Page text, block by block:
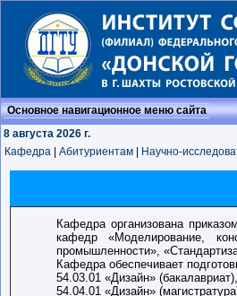
Основное навигационное меню сайта
8 августа 2026 г.
Кафедра
Абитуриентам Научно-
Кафедра организована
кафедр «Моделирование,
промышленности»,
Кафедра обеспечивает
54.03.01 «Дизайн»
54.04.01 «Дизайн»